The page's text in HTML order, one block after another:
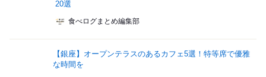
20選
食べログまとめ編集部
【銀座】オープンテラスのあるカフェ5選！特等席で優雅
な時間を